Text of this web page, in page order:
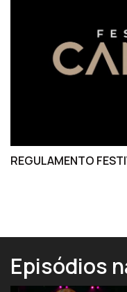
REGULAMENTO
Episódios